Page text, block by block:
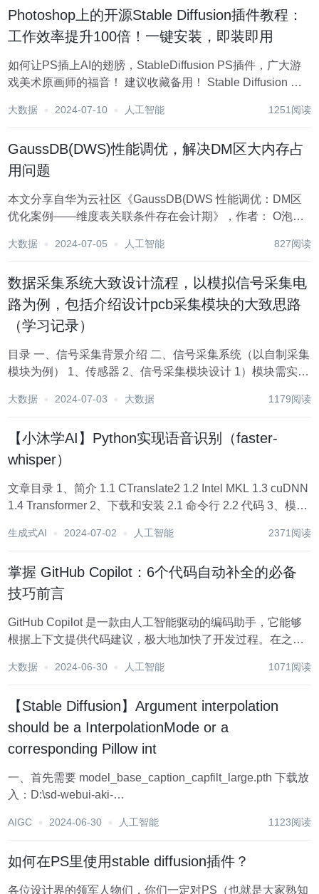
Photoshop上的开源Stable Diffusion插件教程：
工作效率提升100倍！一键安装，即装即用
如何让PS插上AI的翅膀，StableDiffusion PS插件，广大游
戏美术原画师的福音！ 建议收藏备用！ Stable Diffusion 是
神，它催生了众多 AI 绘...
大数据 2024-07-10 人工智能 1251阅读
GaussDB(DWS)性能调优，解决DM区大内存占
用问题
本文分享自华为云社区《GaussDB(DWS 性能调优：DM区
优化案例——维度表关联条件存在会计期》，作者： O泡果
联时使用会计期作为关联条件，会导致出现大内存占用或未
大数据 2024-07-05 人工智能 827阅读
数据采集系统大致设计流程，以模拟信号采集电
路为例，包括介绍设计pcb采集模块的大致思路
（学习记录）
目录 一、信号采集背景介绍 二、信号采集系统（以自制采集
模块为例） 1、传感器 2、信号采集模块设计 1）模块需实现
上位机显示与控制 三、总结 本文章以笔者自制8路数据...
大数据 2024-07-03 大数据 1179阅读
【小沐学AI】Python实现语音识别（faster-
whisper）
文章目录 1、简介 1.1 CTranslate2 1.2 Intel MKL 1.3 cuDNN
1.4 Transformer 2、下载和安装 2.1 命令行 2.2 代码 3、模型
生成式AI 2024-07-02 人工智能 2371阅读
掌握 GitHub Copilot：6个代码自动补全的必备
技巧前言
GitHub Copilot 是一款由人工智能驱动的编码助手，它能够
根据上下文提供代码建议，极大地加快了开发过程。在之前
键技巧，以高效利用 GitHub Copilot。 1. 快捷键使用...
大数据 2024-06-30 人工智能 1071阅读
【Stable Diffusion】Argument interpolation
should be a InterpolationMode or a
corresponding Pillow int
一、首先需要 model_base_caption_capfilt_large.pth 下载放
入：D:\sd-webui-aki-
的 BL...
AIGC 2024-06-30 人工智能 1123阅读
如何在PS里使用stable diffusion插件？
各位设计界的领军人物们，你们一定对PS（也就是大家熟知